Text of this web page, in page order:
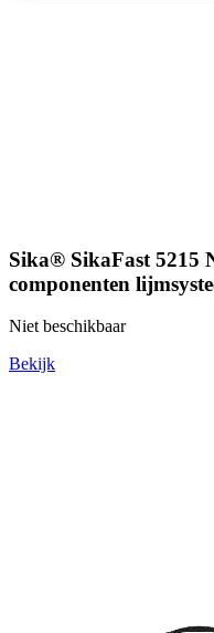
Sika® SikaFast 5215
componenten
Niet beschikbaar
Bekijk